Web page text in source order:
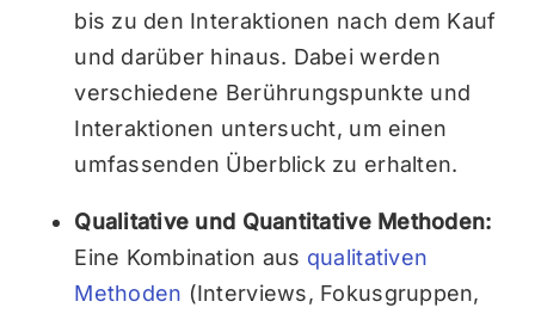
bis zu den Interaktionen nach dem Kauf
und darüber hinaus. Dabei werden
verschiedene Berührungspunkte und
Interaktionen untersucht, um einen
umfassenden Überblick zu erhalten.
Qualitative und Quantitative Methoden:
Eine Kombination aus qualitativen
Methoden (Interviews, Fokusgruppen,